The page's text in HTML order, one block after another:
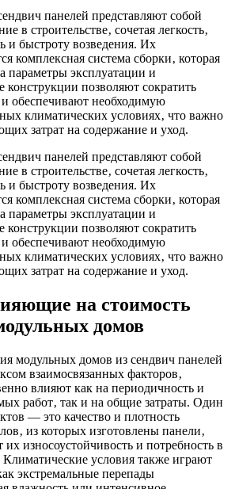
панелей представляют собой
в строительстве‚ сочетая легкость‚
и быстроту возведения. Их
комплексная система сборки‚ которая
параметры эксплуатации и
конструкции позволяют сократить
и обеспечивают необходимую
климатических условиях‚ что важно
затрат на содержание и уход.
панелей представляют собой
в строительстве‚ сочетая легкость‚
и быстроту возведения. Их
комплексная система сборки‚ которая
параметры эксплуатации и
конструкции позволяют сократить
и обеспечивают необходимую
климатических условиях‚ что важно
затрат на содержание и уход.
на стоимость
домов
модульных домов из сендвич панелей
взаимосвязанных факторов‚
влияют как на периодичность и
работ‚ так и на общие затраты. Один
— это качество и плотность
из которых изготовлены панели‚
их износоустойчивость и потребность в
условия также играют
экстремальные перепады